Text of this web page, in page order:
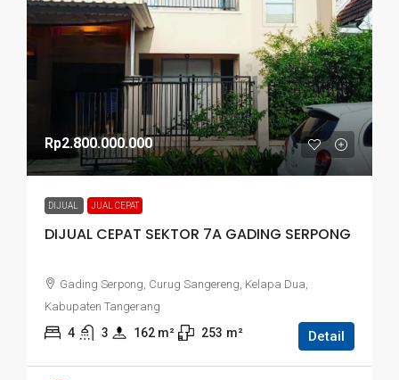
Rp2.800.000.000
DIJUAL JUAL CEPAT
DIJUAL CEPAT SEKTOR 7A GADING SERPONG
Gading Serpong, Curug Sangereng, Kelapa Dua,
Kabupaten Tangerang
4 3 162 m² 253 m² Detail